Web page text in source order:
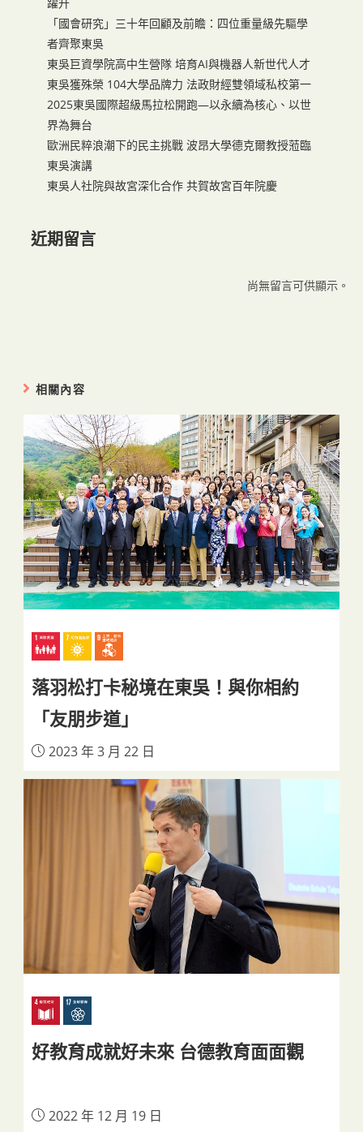
躍升
「國會研究」三十年回顧及前瞻：四位重量級先驅學
者齊聚東吳
東吳巨資學院高中生營隊 培育AI與機器人新世代人才
東吳獲殊榮 104大學品牌力 法政財經雙領域私校第一
2025東吳國際超級馬拉松開跑—以永續為核心、以世
界為舞台
歐洲民粹浪潮下的民主挑戰 波昂大學德克爾教授蒞臨
東吳演講
東吳人社院與故宮深化合作 共賀故宮百年院慶
近期留言
尚無留言可供顯示。
相關內容
落羽松打卡秘境在東吳！與你相約
「友朋步道」
2023 年 3 月 22 日
好教育成就好未來 台德教育面面觀
2022 年 12 月 19 日